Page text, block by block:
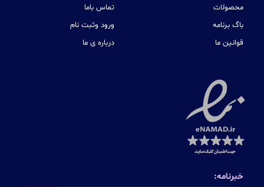
محصولات
باگ برنامه
قوانین ما
تماس باما
ورود وثبت نام
درباره ی ما
خبرنامه: